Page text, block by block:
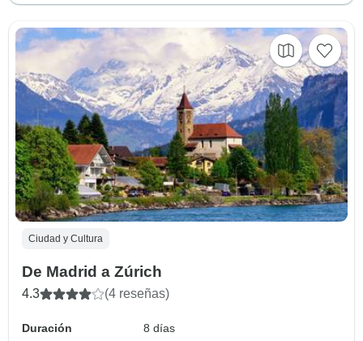
Ciudad y Cultura
De Madrid a Zúrich
4.3 (4 reseñas)
Duración
8 días